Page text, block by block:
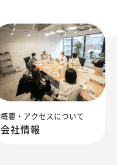
概要・アクセスについて
会社情報